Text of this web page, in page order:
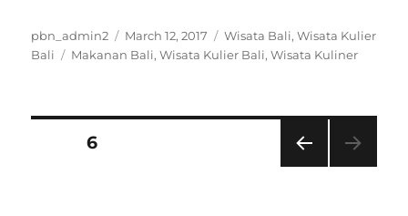
Author
pbn_admin2
Posted
on
March 12, 2017 Categories
Wisata Bali,Wisata Kulier
Bali
Tags
Makanan Bali,Wisata Kulier Bali,Wisata Kuliner
Posts
PAGE6